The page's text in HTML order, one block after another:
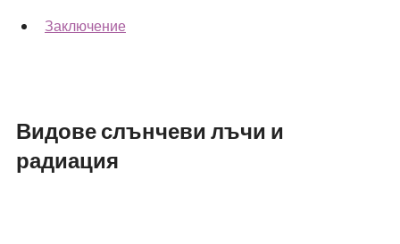
Заключение
Видове слънчеви лъчи и
радиация